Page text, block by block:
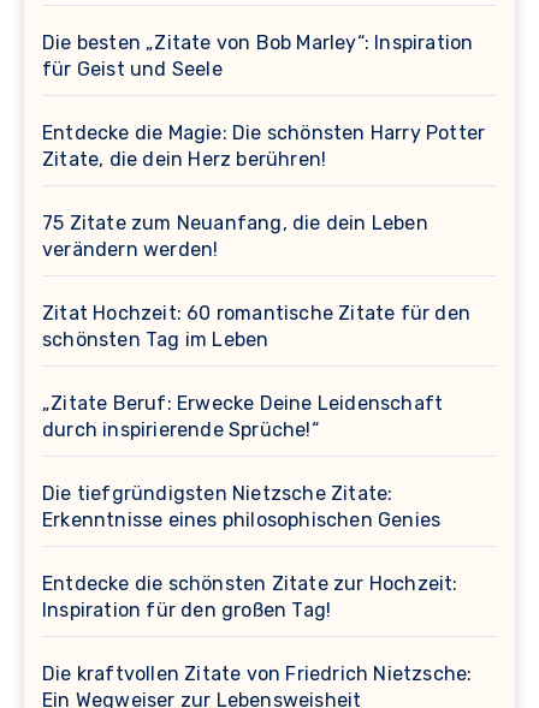
Die besten „Zitate von Bob Marley“: Inspiration
für Geist und Seele
Entdecke die Magie: Die schönsten Harry Potter
Zitate, die dein Herz berühren!
75 Zitate zum Neuanfang, die dein Leben
verändern werden!
Zitat Hochzeit: 60 romantische Zitate für den
schönsten Tag im Leben
„Zitate Beruf: Erwecke Deine Leidenschaft
durch inspirierende Sprüche!“
Die tiefgründigsten Nietzsche Zitate:
Erkenntnisse eines philosophischen Genies
Entdecke die schönsten Zitate zur Hochzeit:
Inspiration für den großen Tag!
Die kraftvollen Zitate von Friedrich Nietzsche:
Ein Wegweiser zur Lebensweisheit